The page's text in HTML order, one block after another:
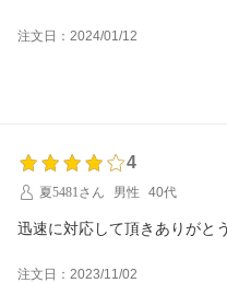
また、自分の気に入った商品
注文日：2024/01/12
4
夏5481さん
男性 40代
迅速に対応して頂きありがと
注文日：2023/11/02